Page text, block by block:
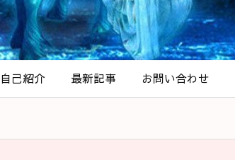
自己紹介 最新記事 お問い合わせ